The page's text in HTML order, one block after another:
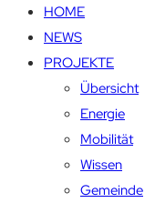
HOME
NEWS
PROJEKTE
Übersicht
Energie
Mobilität
Wissen
Gemeinde